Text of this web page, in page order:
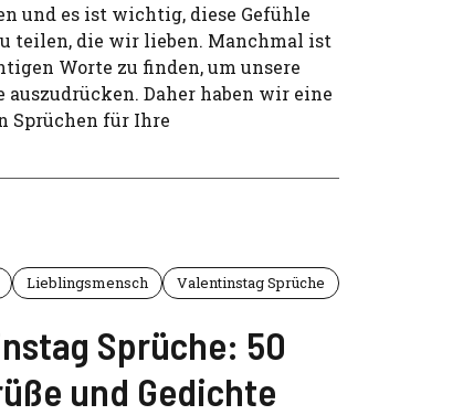
und es ist wichtig, diese Gefühle
teilen, die wir lieben. Manchmal ist
Worte zu finden, um unsere
auszudrücken. Daher haben wir eine
Sprüchen für Ihre
Lieblingsmensch Valentinstag Sprüche
Sprüche: 50
und Gedichte